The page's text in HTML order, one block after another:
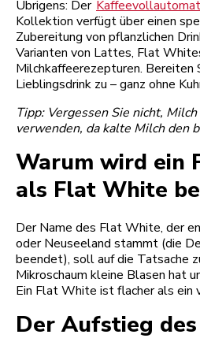
Übrigens: Der
Kollektion verfügt über einen
Zubereitung von pflanzlichen
Varianten von Lattes, Flat
Milchkaffeerezepturen. Bereiten
Lieblingsdrink zu – ganz ohne
Tipp: Vergessen Sie nicht,
verwenden, da kalte Milch den
Warum wird ein
als Flat White
Der Name des Flat White, der
oder Neuseeland stammt (die
beendet), soll auf die Tatsache
Mikroschaum kleine Blasen hat
Ein Flat White ist flacher als ein
Der Aufstieg